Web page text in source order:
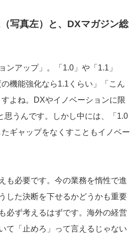
写真左）と、DXマガジン総
ンアップ」。「1.0」や「1.1」
機能強化なら1.1くらい」「こん
よね。DXやイノベーションに限
思うんです。しかし中には、「1.0
ギャップをなくすこともイノベー
も必要です。今の業務を惰性で進
した決断を下せるかどうかも重要
必ず考えるはずです。海外の経営
て「止めろ」って言えるじゃない